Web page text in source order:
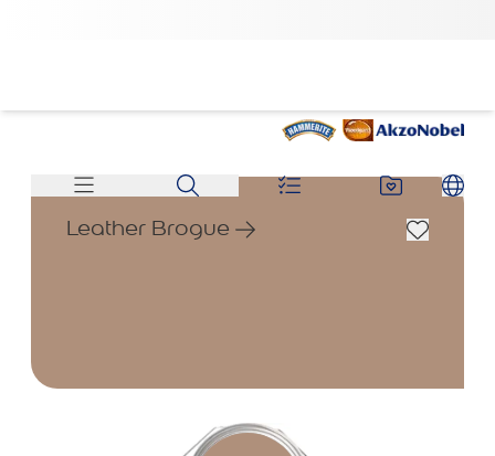
Leather Brogue